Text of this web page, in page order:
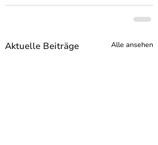
Aktuelle Beiträge Alle ansehen